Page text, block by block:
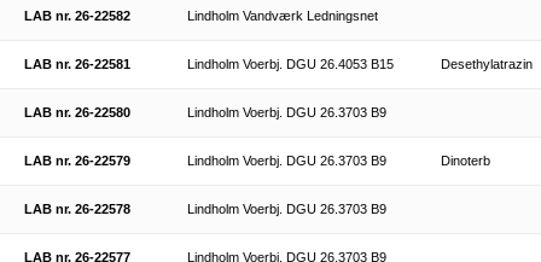
LAB nr. 26-22582 Lindholm Vandværk Ledningsnet
LAB nr. 26-22581 Lindholm Voerbj. DGU 26.4053 B15 Desethylatrazin
LAB nr. 26-22580 Lindholm Voerbj. DGU 26.3703 B9
LAB nr. 26-22579 Lindholm Voerbj. DGU 26.3703 B9 Dinoterb
LAB nr. 26-22578 Lindholm Voerbj. DGU 26.3703 B9
LAB nr. 26-22577 Lindholm Voerbj. DGU 26.3703 B9